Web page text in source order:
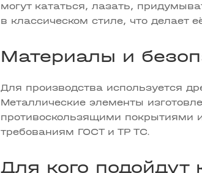
могут кататься, лазать,
в классическом стиле, что
Материалы и
Для производства используется
Металлические элементы
противоскользящими покрытиями
требованиям ГОСТ и ТР ТС.
Для кого подойдут